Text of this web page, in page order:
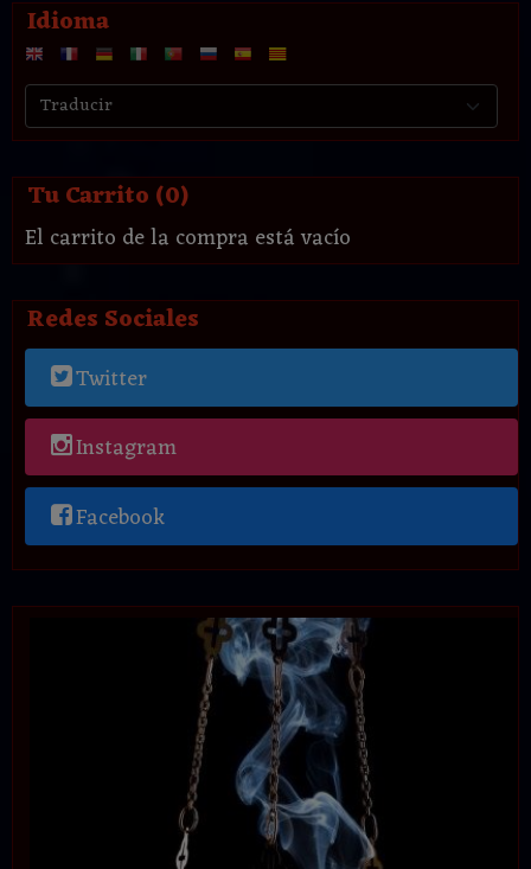
Idioma
Tu Carrito (0)
El carrito de la compra está vacío
Redes Sociales
Twitter
Instagram
Facebook